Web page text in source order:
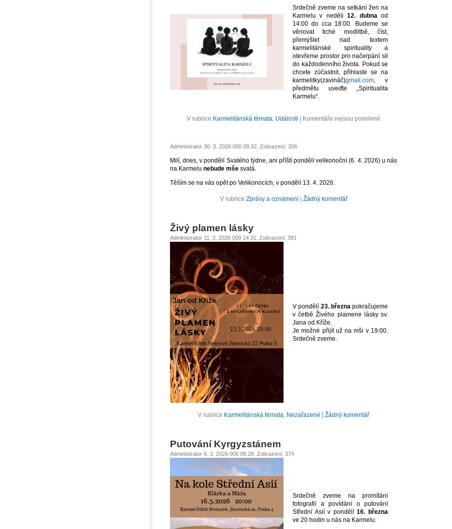
Srdečně zveme na setkání žen na
Karmelu v neděli12. dubnaod
14:00 do cca 18:00. Budeme se
věnovat tiché modlitbě, číst,
přemýšlet nad textem
karmelitánské spirituality a
otevřeme prostor pro načerpání sil
do každodenního života. Pokud se
chcete zúčastnit, přihlaste se na
karmelitky(zavináč)gmail.com, v
předmětu uveďte „Spiritualita
Karmelu“.
V rubrice Karmelitánská témata, Události Komentáře nejsou povolené
Administrator 30. 3. 2026 000 08.32. Zobrazení: 306
Milí, dnes, v pondělí Svatého týdne, ani příští pondělí velikonoční (6. 4. 2026) u nás
na Karmelu nebude mše svatá.
Těším se na vás opět po Velikonocích, v pondělí 13. 4. 2026.
V rubrice Zprávy a oznámení| Žádný komentář
Živý plamen lásky
Administrator 11. 3. 2026 000 14.31. Zobrazení: 391
V pondělí 23. března pokračujeme
v četbě Živého plamene lásky sv.
Jana od Kříže.
Je možné přijít už na mši v 19:00.
Srdečně zveme.
V rubrice Karmelitánská témata, Nezařazené Žádný komentář
Putování Kyrgyzstánem
Administrator 6. 3. 2026 000 09.28. Zobrazení: 374
Srdečně zveme na promítání
fotografií a povídání o putování
Střední Asií v pondělí16. března
ve 20 hodin u nás na Karmelu.